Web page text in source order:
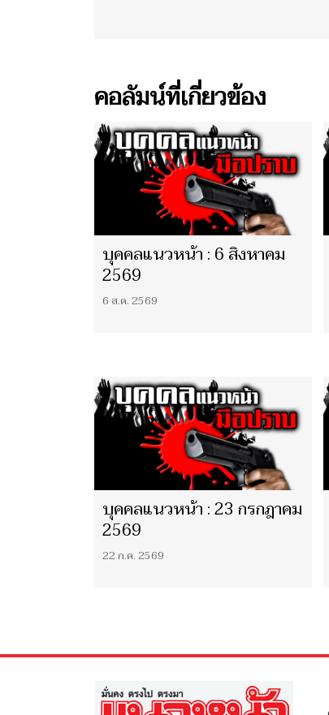
คอลัมน์ที่เกี่ยวข้อง
บุคคลแนวหน้า : 6 สิงหาคม
2569
6 ส.ค. 2569
บุคคลแนวหน้า : 23 กรกฎาคม
2569
22 ก.ค. 2569